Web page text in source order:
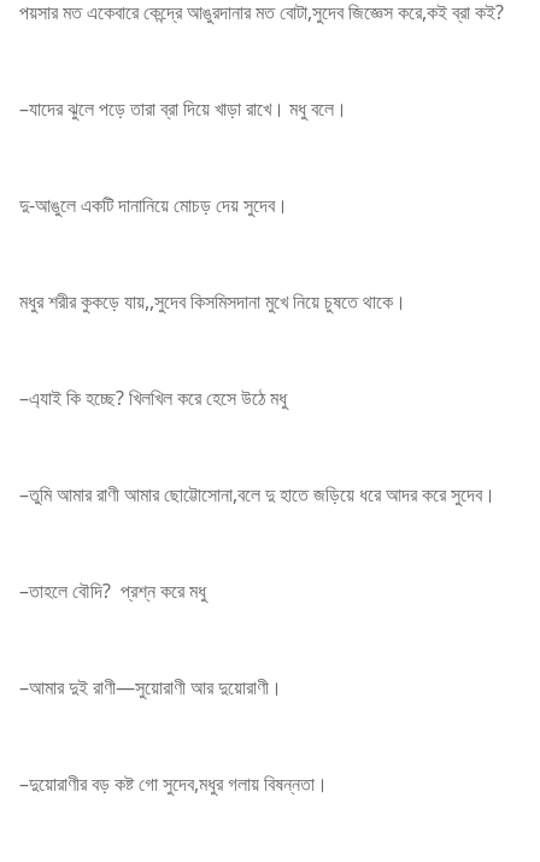
পয়সার মত একেবারে কেন্দ্রে আঙুরদানার মত বোটা,সুদেব জিজ্ঞেস করে,কই ব্রা কই?
–যাদের ঝুলে পড়ে তারা ব্রা দিয়ে খাড়া রাখে। মধু বলে।
দু-আঙুলে একটি দানানিয়ে মোচড় দেয় সুদেব।
মধুর শরীর কুকড়ে যায়,,সুদেব কিসমিসদানা মুখে নিয়ে চুষতে থাকে।
–এ্যাই কি হচ্ছে? খিলখিল করে হেসে উঠে মধু
–তুমি আমার রাণী আমার ছোট্টোসোনা,বলে দু হাতে জড়িয়ে ধরে আদর করে সুদেব।
–তাহলে বৌদি? প্রশ্ন করে মধু
–আমার দুই রাণী—সুয়োরাণী আর দুয়োরাণী।
–দুয়োরাণীর বড় কষ্ট গো সুদেব,মধুর গলায় বিষন্নতা।